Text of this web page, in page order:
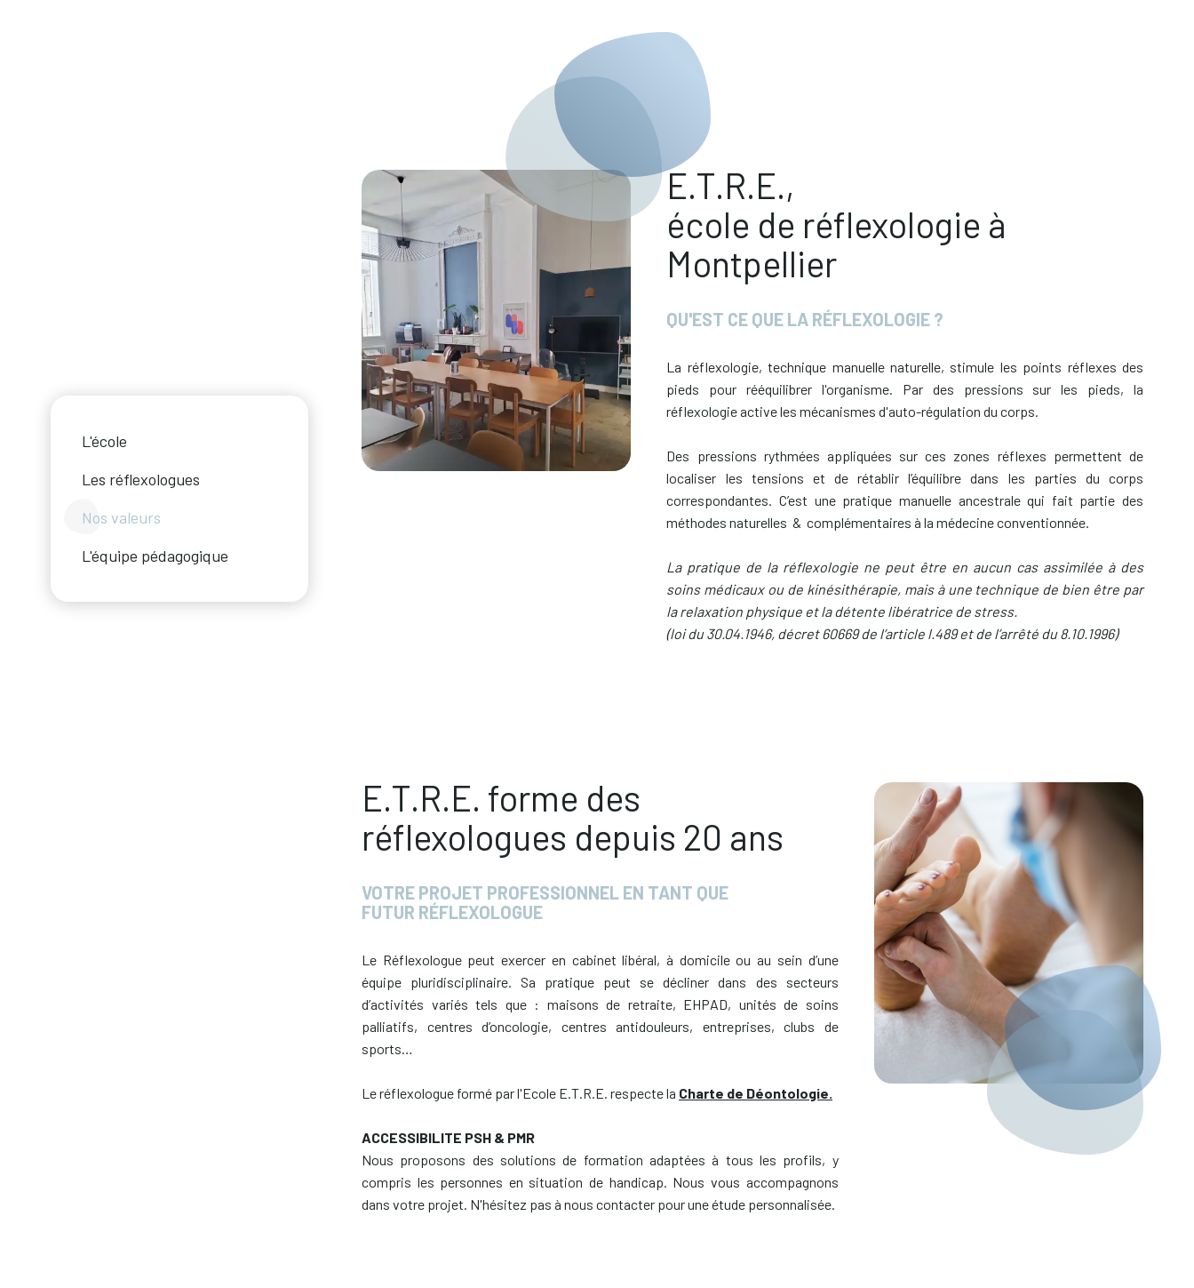
L'école
Les réflexologues
Nos valeurs
L'équipe pédagogique
E.T.R.E.,
école de réflexologie à
Montpellier
QU'EST CE QUE LA RÉFLEXOLOGIE ?
La réflexologie, technique manuelle naturelle, stimule les points réflexes des
pieds pour rééquilibrer l'organisme. Par des pressions sur les pieds, la
réflexologie active les mécanismes d'auto-régulation du corps.
Des pressions rythmées appliquées sur ces zones réflexes permettent de
localiser les tensions et de rétablir l’équilibre dans les parties du corps
correspondantes. C’est une pratique manuelle ancestrale qui fait partie des
méthodes naturelles & complémentaires à la médecine conventionnée.
La pratique de la réflexologie ne peut être en aucun cas assimilée à des
soins médicaux ou de kinésithérapie, mais à une technique de bien être par
la relaxation physique et la détente libératrice de stress.
(loi du 30.04.1946, décret 60669 de l’article l.489 et de l’arrêté du 8.10.1996)
E.T.R.E. forme des
réflexologues depuis 20 ans
VOTRE PROJET PROFESSIONNEL EN TANT QUE
FUTUR RÉFLEXOLOGUE
Le Réflexologue peut exercer en cabinet libéral, à domicile ou au sein d’une
équipe pluridisciplinaire. Sa pratique peut se décliner dans des secteurs
d’activités variés tels que : maisons de retraite, EHPAD, unités de soins
palliatifs, centres d’oncologie, centres antidouleurs, entreprises, clubs de
sports…
Le réflexologue formé par l'Ecole E.T.R.E. respecte la Charte de Déontologie.
ACCESSIBILITE PSH & PMR
Nous proposons des solutions de formation adaptées à tous les profils, y
compris les personnes en situation de handicap. Nous vous accompagnons
dans votre projet. N'hésitez pas à nous contacter pour une étude personnalisée.